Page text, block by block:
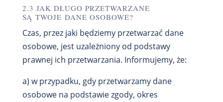
2.3 JAK DŁUGO PRZETWARZANE
SĄ TWOJE DANE OSOBOWE?
Czas, przez jaki będziemy przetwarzać dane
osobowe, jest uzależniony od podstawy
prawnej ich przetwarzania. Informujemy, że:
a) w przypadku, gdy przetwarzamy dane
osobowe na podstawie zgody, okres